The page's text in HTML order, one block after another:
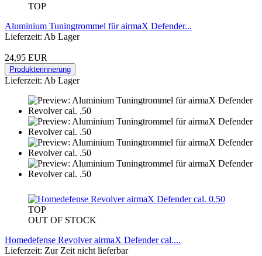
TOP
Aluminium Tuningtrommel für airmaX Defender...
Lieferzeit: Ab Lager
24,95 EUR
Produkterinnerung
Lieferzeit: Ab Lager
TOP
OUT OF STOCK
Homedefense Revolver airmaX Defender cal....
Lieferzeit: Zur Zeit nicht lieferbar